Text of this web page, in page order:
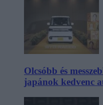
Olcsóbb és
japánok kedvenc